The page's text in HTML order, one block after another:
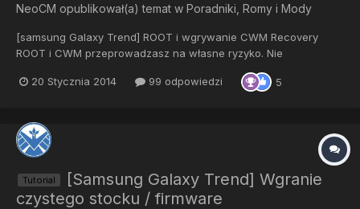
NeoCM opublikował(a) temat w Poradniki, Romy i Mody
[samsung Galaxy Trend] ROOT i wgrywanie CWM Recovery
ROOT i CWM przeprowadzasz na własne ryzyko. Nie
chcesz ryzykować... Metoda jest zaczerpnięta z Galaxy Ace II.
20 Stycznia 2014 99 odpowiedzi 5
Tutorial
[Samsung Galaxy Trend] Wgranie
czystego stocku / firmware